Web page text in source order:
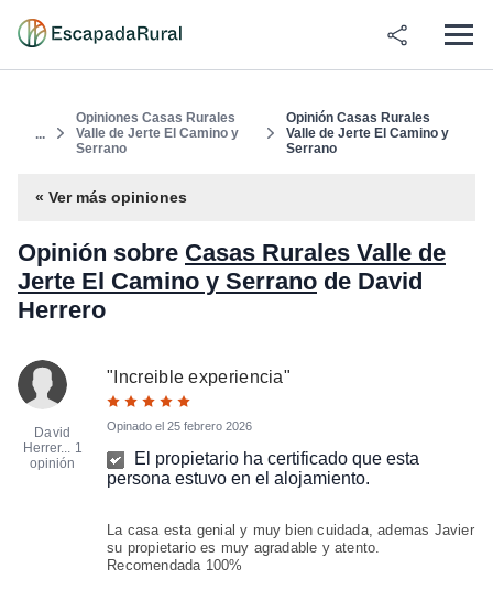
...
Opiniones Casas Rurales
Valle de Jerte El Camino y
Serrano
Opinión Casas Rurales
Valle de Jerte El Camino y
Serrano
« Ver más opiniones
Opinión sobre Casas Rurales Valle de
Jerte El Camino y Serrano de David
Herrero
David
Herrer... 1
opinión
" Increible experiencia"
Opinado el25 febrero 2026
El propietario ha certificado que esta
persona estuvo en el alojamiento.
La casa esta genial y muy bien cuidada, ademas Javier
su propietario es muy agradable y atento.
Recomendada 100%